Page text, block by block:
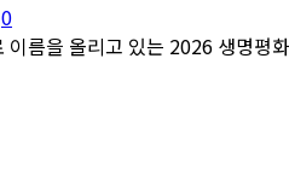
0
이름을 올리고 있는 2026 생명평